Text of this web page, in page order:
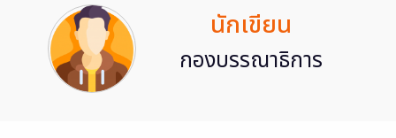
นักเขียน
กองบรรณาธิการ